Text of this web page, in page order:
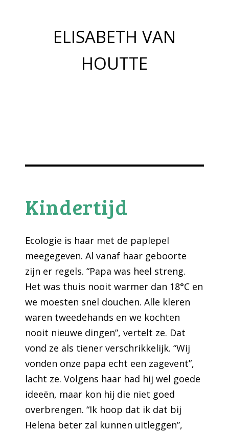
ELISABETH VAN
HOUTTE
Kindertijd
Ecologie is haar met de paplepel
meegegeven. Al vanaf haar geboorte
zijn er regels. “Papa was heel streng.
Het was thuis nooit warmer dan 18°C en
we moesten snel douchen. Alle kleren
waren tweedehands en we kochten
nooit nieuwe dingen”, vertelt ze. Dat
vond ze als tiener verschrikkelijk. “Wij
vonden onze papa echt een zagevent”,
lacht ze. Volgens haar had hij wel goede
ideeën, maar kon hij die niet goed
overbrengen. “Ik hoop dat ik dat bij
Helena beter zal kunnen uitleggen”,